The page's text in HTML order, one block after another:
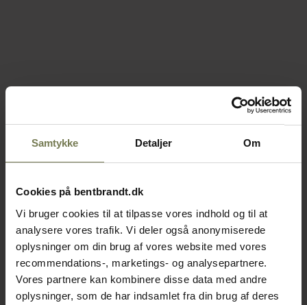
Samtykke Detaljer Om
Cookies på bentbrandt.dk
Vi bruger cookies til at tilpasse vores indhold og til at
analysere vores trafik. Vi deler også anonymiserede
oplysninger om din brug af vores website med vores
recommendations-, marketings- og analysepartnere.
Vores partnere kan kombinere disse data med andre
oplysninger, som de har indsamlet fra din brug af deres